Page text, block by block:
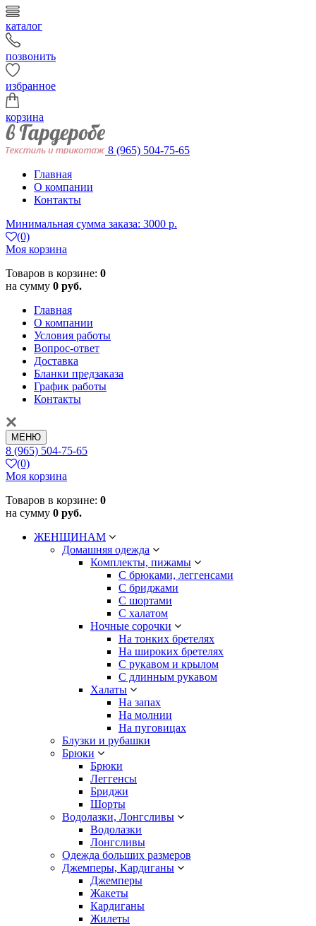
каталог
позвонить
избранное
корзина
8 (965) 504-75-65
Главная
О компании
Контакты
Минимальная сумма заказа: 3000 р.
(0)
Моя корзина
Товаров в корзине: 0
на сумму 0 руб.
Главная
О компании
Условия работы
Вопрос-ответ
Доставка
Бланки предзаказа
График работы
Контакты
МЕНЮ
8 (965) 504-75-65
(0)
Моя корзина
Товаров в корзине: 0
на сумму 0 руб.
ЖЕНЩИНАМ
Домашняя одежда
Комплекты, пижамы
С брюками, леггенсами
С бриджами
С шортами
С халатом
Ночные сорочки
На тонких бретелях
На широких бретелях
С рукавом и крылом
С длинным рукавом
Халаты
На запах
На молнии
На пуговицах
Блузки и рубашки
Брюки
Брюки
Леггенсы
Бриджи
Шорты
Водолазки, Лонгсливы
Водолазки
Лонгсливы
Одежда больших размеров
Джемперы, Кардиганы
Джемперы
Жакеты
Кардиганы
Жилеты